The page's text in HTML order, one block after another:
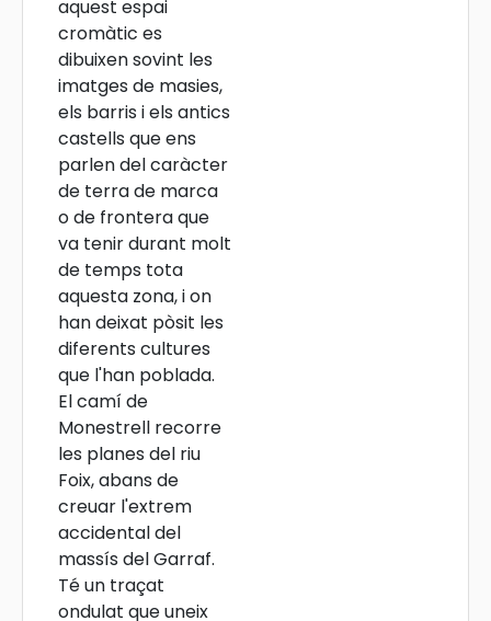
aquest espai
cromàtic es
dibuixen sovint les
imatges de masies,
els barris i els antics
castells que ens
parlen del caràcter
de terra de marca
o de frontera que
va tenir durant molt
de temps tota
aquesta zona, i on
han deixat pòsit les
diferents cultures
que l'han poblada.
El camí de
Monestrell recorre
les planes del riu
Foix, abans de
creuar l'extrem
accidental del
massís del Garraf.
Té un traçat
ondulat que uneix